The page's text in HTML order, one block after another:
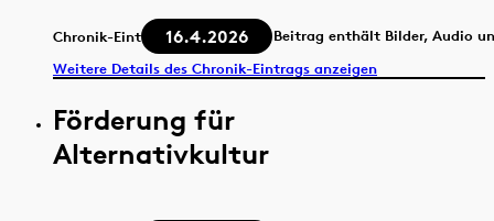
Chronik-Eintrag 16.4.2026
Beitrag enthält Bilder, Audio
Weitere Details des Chronik-Eintrags anzeigen
Förderung für
Alternativkultur